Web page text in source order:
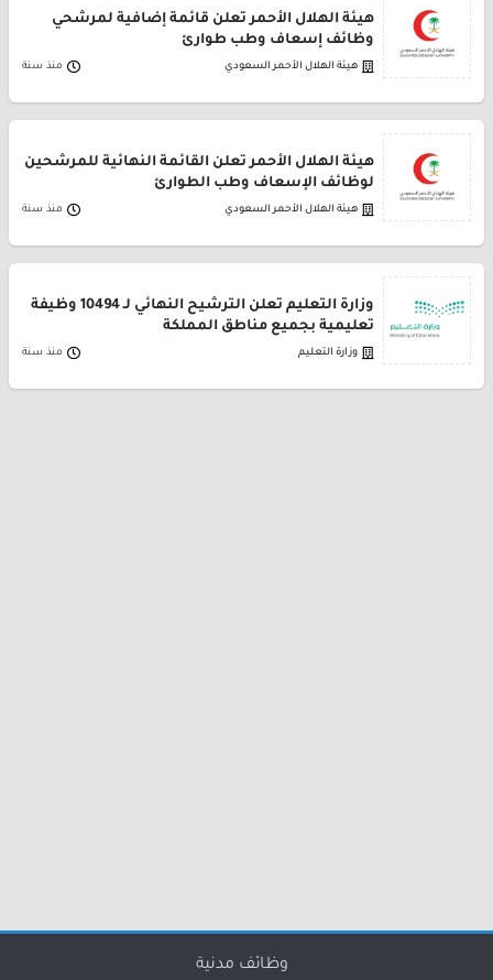
هيئة الهلال الأحمر تعلن قائمة إضافية لمرشحي
وظائف إسعاف وطب طوارئ
هيئة الهلال الأحمر السعودي منذ سنة
هيئة الهلال الأحمر تعلن القائمة النهائية للمرشحين
لوظائف الإسعاف وطب الطوارئ
هيئة الهلال الأحمر السعودي منذ سنة
وزارة التعليم تعلن الترشيح النهائي لـ 10494 وظيفة
تعليمية بجميع مناطق المملكة
وزارة التعليم منذ سنة
وظائف مدنية